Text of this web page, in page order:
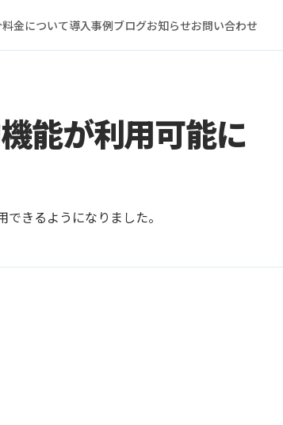
料金について導入事例ブログお知らせお問い合わせ
能が利用可能に
きるようになりました。